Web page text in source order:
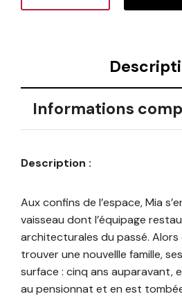
Informations
Description :
Aux confins de l’espace, Mia
vaisseau dont l’équipage
architecturales du passé. Alors
trouver une nouvellle famille,
surface : cinq ans auparavant,
au pensionnat et en est